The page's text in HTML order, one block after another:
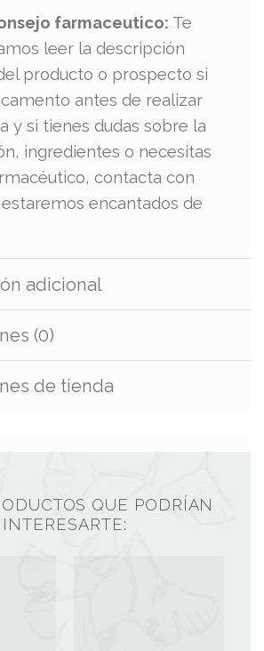
farmaceutico: Te
leer la descripción
producto o prospecto si
antes de realizar
y si tienes dudas sobre la
ingredientes o necesitas
contacta con
encantados de
adicional
(0)
de tienda
QUE PODRÍAN
INTERESARTE: